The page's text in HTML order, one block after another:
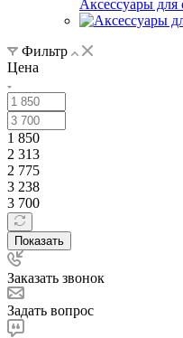
Аксессуары для
Фильтр
Цена
1 850
2 313
2 775
3 238
3 700
Показать
Заказать звонок
Задать вопрос